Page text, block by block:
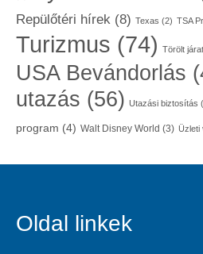
Repülőtéri hírek (8) Texas (2) TSA
Turizmus (74) Törölt
USA Bevándorlás
utazás (56) Utazási biztosítás
program (4) Walt Disney World (3) Üzleti
Oldal linkek